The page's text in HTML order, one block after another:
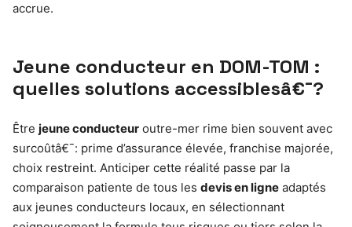
accrue.
Jeune conducteur en DOM-TOM :
quelles solutions accessiblesâ€¯?
Être jeune conducteur outre-mer rime bien souvent avec
surcoûtâ€¯: prime d’assurance élevée, franchise majorée,
choix restreint. Anticiper cette réalité passe par la
comparaison patiente de tous les devis en ligne adaptés
aux jeunes conducteurs locaux, en sélectionnant